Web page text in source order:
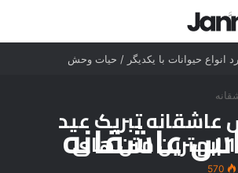
انواع حیوانات با یکدیگر / حیات وحش
عاشقانه
تبریک عید
نوروز 1397 |بهترین متن های
570